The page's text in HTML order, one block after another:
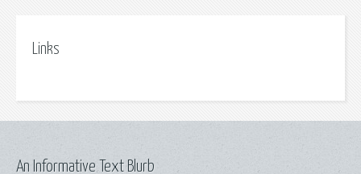
Links
An Informative Text Blurb